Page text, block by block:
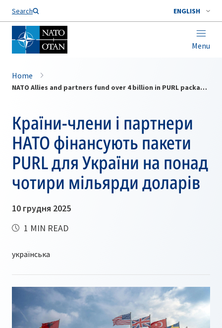
Search ENGLISH
Menu
Home
NATO Allies and partners fund over 4 billion in PURL packages for Ukraine
Країни-члени і партнери
НАТО фінансують пакети
PURL для України на понад
чотири мільярди доларів
10 грудня 2025
1 MIN READ